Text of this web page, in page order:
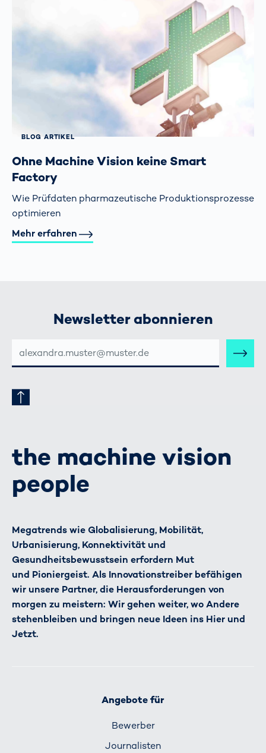
BLOG ARTIKEL
Ohne Machine Vision keine Smart
Factory
Wie Prüfdaten pharmazeutische Produktions­prozesse
optimieren
Mehr erfahren
Newsletter abonnieren
MAIL-
ADRESSE
the machine vision
people
Megatrends wie Globalisierung, Mobilität,
Urbanisierung, Konnektivität und
Gesundheitsbewusstsein erfordern Mut
und Pioniergeist. Als Innovationstreiber befähigen
wir unsere Partner, die Herausforderungen von
morgen zu meistern: Wir gehen weiter, wo Andere
stehenbleiben und bringen neue Ideen ins Hier und
Jetzt.
Angebote für
Bewerber
Journalisten